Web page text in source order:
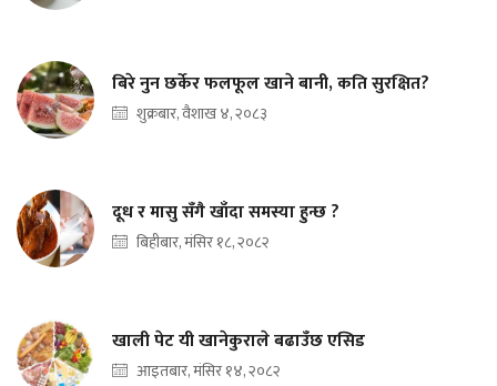
बिरे नुन छर्केर फलफूल खाने बानी, कति सुरक्षित?
शुक्रबार, वैशाख ४, २०८३
दूध र मासु सँगै खाँदा समस्या हुन्छ ?
बिहीबार, मंसिर १८, २०८२
खाली पेट यी खानेकुराले बढाउँछ एसिड
आइतबार, मंसिर १४, २०८२